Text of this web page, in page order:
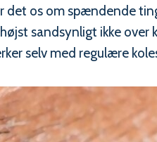
det os om spændende
sandsynligt ikke
selv med regulære